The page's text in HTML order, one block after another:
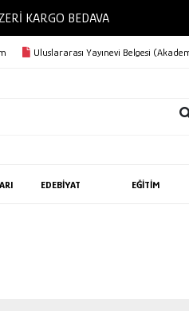
KARGO BEDAVA
Uluslararası Yayınevi Belgesi
EDEBİYAT EĞİTİM